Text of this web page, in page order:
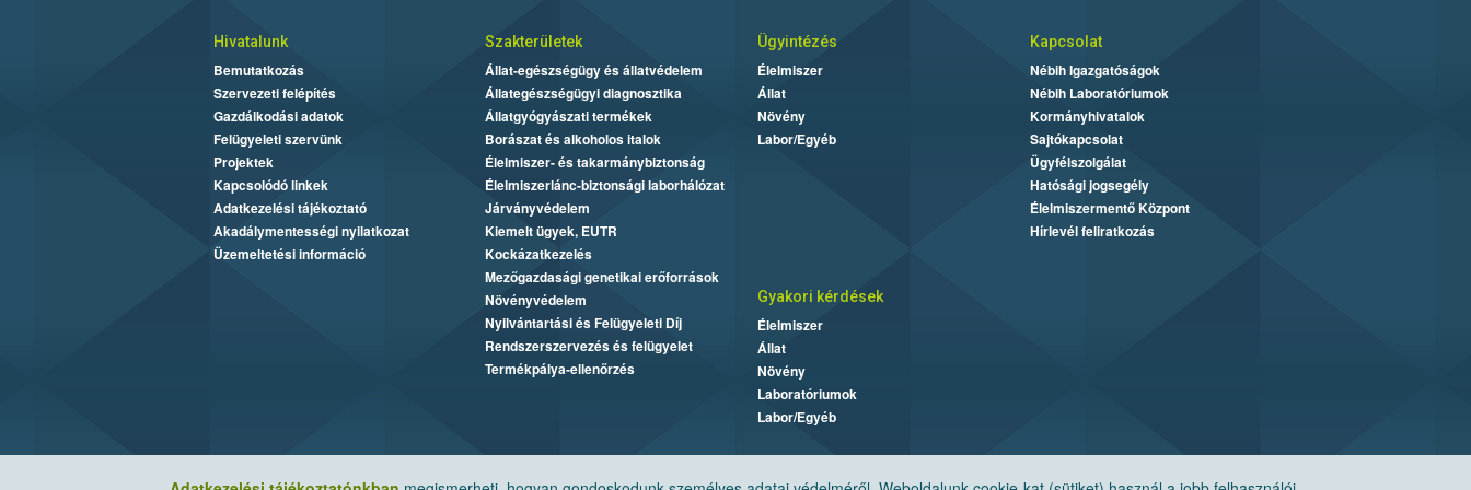
Hivatalunk
Bemutatkozás
Szervezeti felépítés
Gazdálkodási adatok
Felügyeleti szervünk
Projektek
Kapcsolódó linkek
Adatkezelési tájékoztató
Akadálymentességi nyilatkozat
Üzemeltetési információ
Szakterületek
Állat-egészségügy és állatvédelem
Állategészségügyi diagnosztika
Állatgyógyászati termékek
Borászat és alkoholos italok
Élelmiszer- és takarmánybiztonság
Élelmiszerlánc-biztonsági laborhálózat
Járványvédelem
Kiemelt ügyek, EUTR
Kockázatkezelés
Mezőgazdasági genetikai erőforrások
Növényvédelem
Nyilvántartási és Felügyeleti Díj
Rendszerszervezés és felügyelet
Termékpálya-ellenőrzés
Ügyintézés
Élelmiszer
Állat
Növény
Labor/Egyéb
Kapcsolat
Nébih Igazgatóságok
Nébih Laboratóriumok
Kormányhivatalok
Sajtókapcsolat
Ügyfélszolgálat
Hatósági jogsegély
Élelmiszermentő Központ
Hírlevél feliratkozás
Gyakori kérdések
Élelmiszer
Állat
Növény
Laboratóriumok
Labor/Egyéb